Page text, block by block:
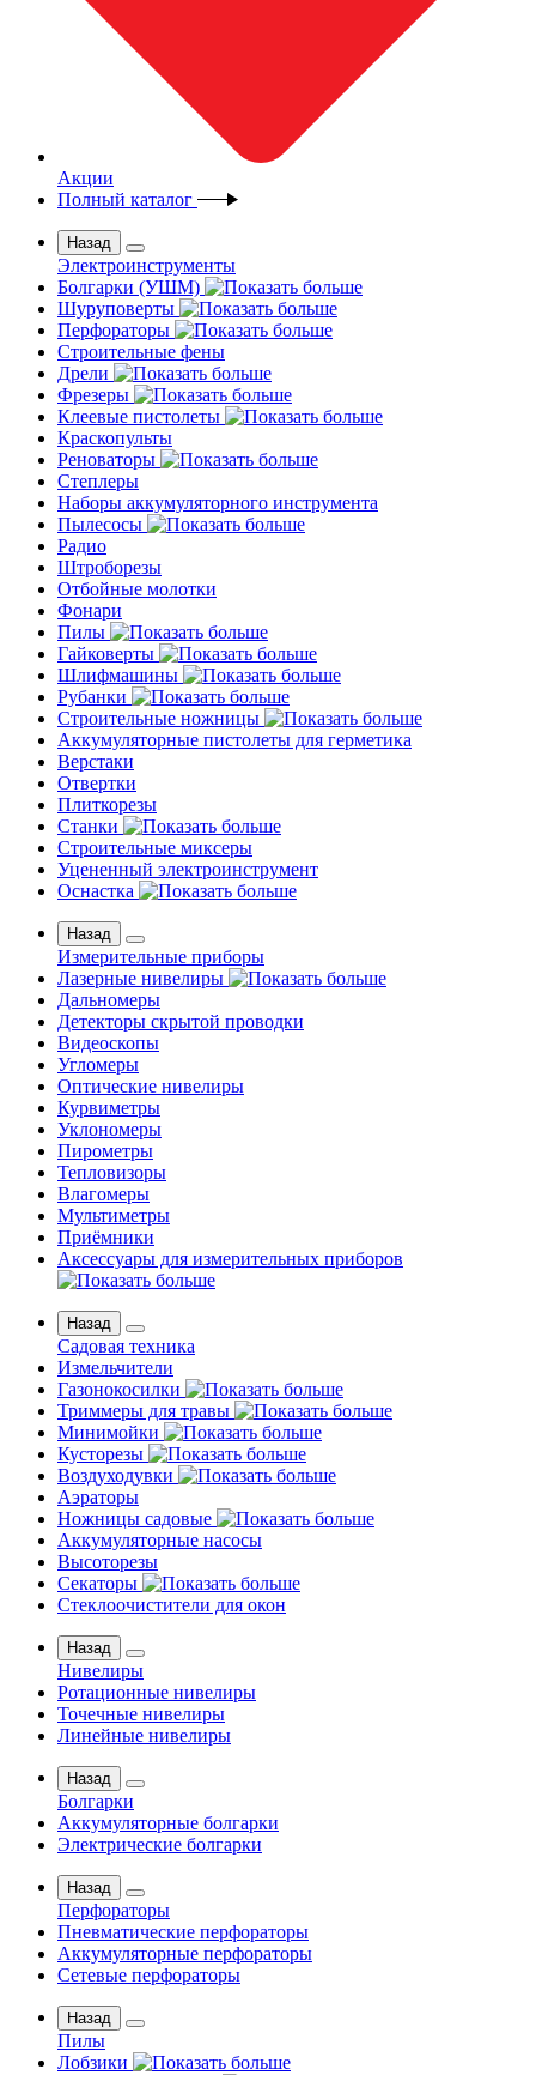
Акции
Полный каталог
Назад
Электроинструменты
Болгарки (УШМ)
Шуруповерты
Перфораторы
Строительные фены
Дрели
Фрезеры
Клеевые пистолеты
Краскопульты
Реноваторы
Степлеры
Наборы аккумуляторного инструмента
Пылесосы
Радио
Штроборезы
Отбойные молотки
Фонари
Пилы
Гайковерты
Шлифмашины
Рубанки
Строительные ножницы
Аккумуляторные пистолеты для герметика
Верстаки
Отвертки
Плиткорезы
Станки
Строительные миксеры
Уцененный электроинструмент
Оснастка
Назад
Измерительные приборы
Лазерные нивелиры
Дальномеры
Детекторы скрытой проводки
Видеоскопы
Угломеры
Оптические нивелиры
Курвиметры
Уклономеры
Пирометры
Тепловизоры
Влагомеры
Мультиметры
Приёмники
Аксессуары для измерительных приборов
Назад
Садовая техника
Измельчители
Газонокосилки
Триммеры для травы
Минимойки
Кусторезы
Воздуходувки
Аэраторы
Ножницы садовые
Аккумуляторные насосы
Высоторезы
Секаторы
Стеклоочистители для окон
Назад
Нивелиры
Ротационные нивелиры
Точечные нивелиры
Линейные нивелиры
Назад
Болгарки
Аккумуляторные болгарки
Электрические болгарки
Назад
Перфораторы
Пневматические перфораторы
Аккумуляторные перфораторы
Сетевые перфораторы
Назад
Пилы
Лобзики